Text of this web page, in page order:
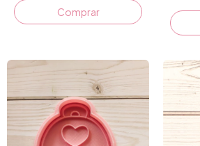
Comprar